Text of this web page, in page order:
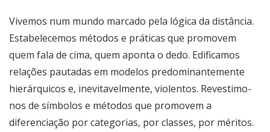
Vivemos num mundo marcado pela lógica da distância.
Estabelecemos métodos e práticas que promovem
quem fala de cima, quem aponta o dedo. Edificamos
relações pautadas em modelos predominantemente
hierárquicos e, inevitavelmente, violentos. Revestimo-
nos de símbolos e métodos que promovem a
diferenciação por categorias, por classes, por méritos.